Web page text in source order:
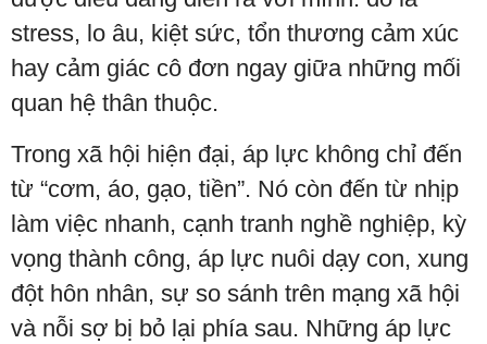
stress, lo âu, kiệt sức, tổn thương cảm xúc
hay cảm giác cô đơn ngay giữa những mối
quan hệ thân thuộc.
Trong xã hội hiện đại, áp lực không chỉ đến
từ “cơm, áo, gạo, tiền”. Nó còn đến từ nhịp
làm việc nhanh, cạnh tranh nghề nghiệp, kỳ
vọng thành công, áp lực nuôi dạy con, xung
đột hôn nhân, sự so sánh trên mạng xã hội
và nỗi sợ bị bỏ lại phía sau. Những áp lực